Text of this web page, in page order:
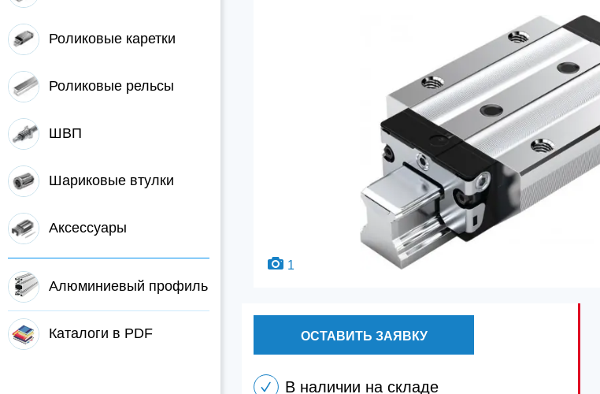
Роликовые каретки
Роликовые рельсы
ШВП
Шариковые втулки
Аксессуары
Алюминиевый профиль
Каталоги в PDF
1
ОСТАВИТЬ ЗАЯВКУ
В наличии на складе